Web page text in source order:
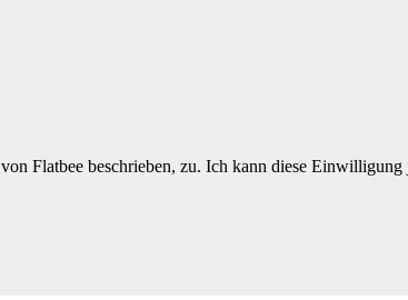
von Flatbee beschrieben, zu. Ich kann diese